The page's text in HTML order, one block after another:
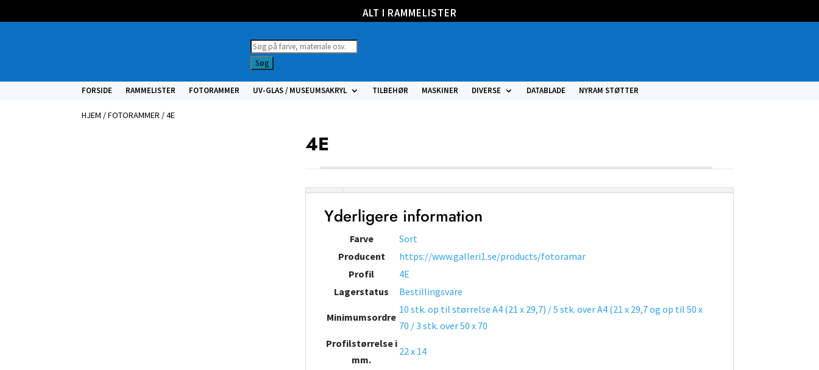
ALT I RAMMELISTER
Products
search
Søg
FORSIDE RAMMELISTER FOTORAMMER UV-GLAS / MUSEUMSAKRYL TILBEHØR MASKINER DIVERSE DATABLADE NYRAM STØTTER
HJEM /FOTORAMMER / 4E
4E
Yderligere information
Farve
Sort
Producent
https://www.galleri1.se/products/fotoramar
Profil
4E
Lagerstatus
Bestillingsvare
Minimumsordre
10 stk. op til størrelse A4 (21 x 29,7) / 5 stk. over A4 (21 x 29,7 og op til 50 x
70 / 3 stk. over 50 x 70
Profilstørrelse i
mm.
22 x 14